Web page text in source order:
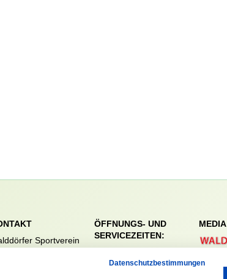
Sportverein
ÖFFNUNGS- UND
SERVICEZEITEN:
MEDIA
Datenschutzbestimmungen